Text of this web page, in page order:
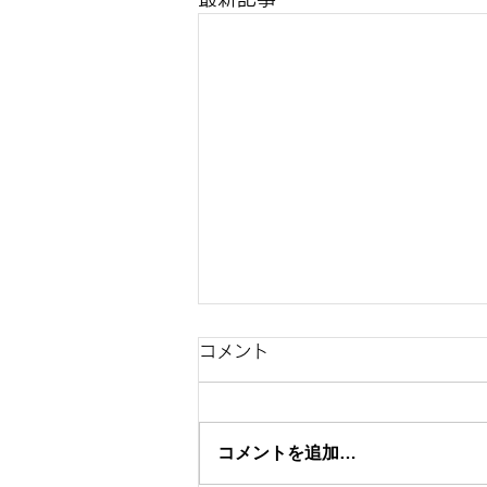
コメント
コメントを追加…